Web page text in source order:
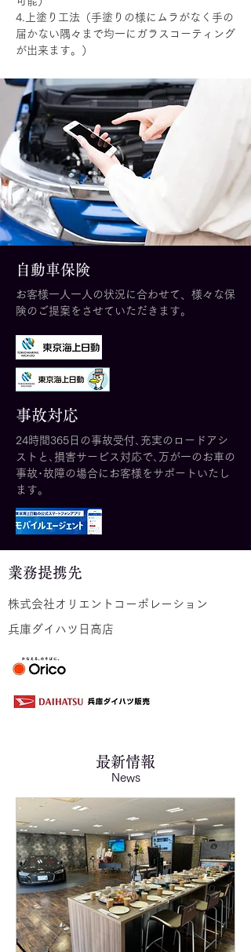
4.上塗り工法（手塗りの様にムラがなく手の
届かない隅々まで均一にガラスコーティング
が出来ます。）
自動車保険
お客様一人一人の状況に合わせて、様々な保
険のご提案をさせていただきます。
事故対応
24時間365日の事故受付､充実のロードアシ
ストと､損害サービス対応で､万が一のお車の
事故･故障の場合にお客様をサポートいたし
ます。
業務提携先
株式会社オリエントコーポレーション
兵庫ダイハツ日高店
​最新情報
News